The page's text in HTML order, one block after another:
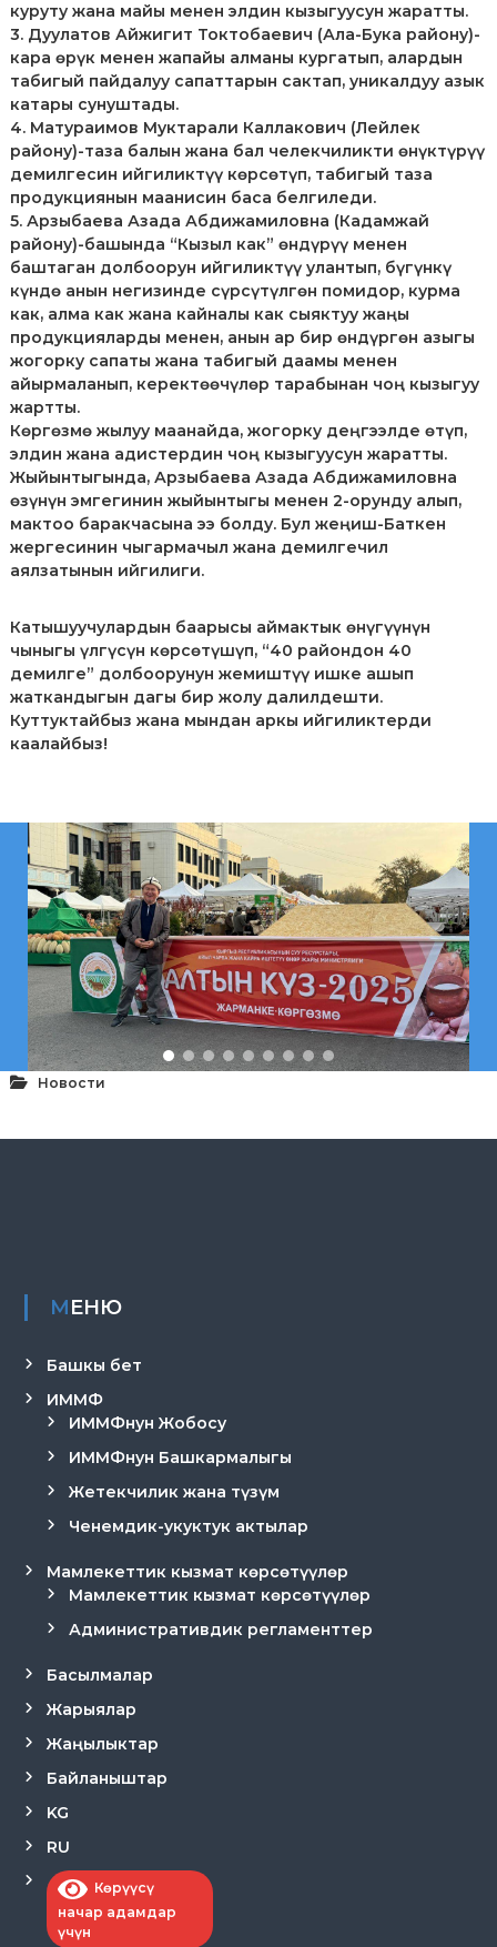
куруту жана майы менен элдин кызыгуусун жаратты.
3. Дуулатов Айжигит Токтобаевич (Ала-Бука району)-
кара өрүк менен жапайы алманы кургатып, алардын
табигый пайдалуу сапаттарын сактап, уникалдуу азык
катары сунуштады.
4. Матураимов Муктарали Каллакович (Лейлек
району)-таза балын жана бал челекчиликти өнүктүрүү
демилгесин ийгиликтүү көрсөтүп, табигый таза
продукциянын маанисин баса белгиледи.
5. Арзыбаева Азада Абдижамиловна (Кадамжай
району)-башында “Кызыл как” өндүрүү менен
баштаган долбоорун ийгиликтүү улантып, бүгүнкү
күндө анын негизинде сүрсүтүлгөн помидор, курма
как, алма как жана кайналы как сыяктуу жаңы
продукцияларды менен, анын ар бир өндүргөн азыгы
жогорку сапаты жана табигый даамы менен
айырмаланып, керектөөчүлөр тарабынан чоң кызыгуу
жартты.
Көргөзмө жылуу маанайда, жогорку деңгээлде өтүп,
элдин жана адистердин чоң кызыгуусун жаратты.
Жыйынтыгында, Арзыбаева Азада Абдижамиловна
өзүнүн эмгегинин жыйынтыгы менен 2-орунду алып,
мактоо баракчасына ээ болду. Бул жеңиш-Баткен
жергесинин чыгармачыл жана демилгечил
аялзатынын ийгилиги.
Катышуучулардын баарысы аймактык өнүгүүнүн
чыныгы үлгүсүн көрсөтүшүп, “40 райондон 40
демилге” долбоорунун жемиштүү ишке ашып
жаткандыгын дагы бир жолу далилдешти.
Куттуктайбыз жана мындан аркы ийгиликтерди
каалайбыз!
Новости
МЕНЮ
Башкы бет
ИММФ
ИММФнун Жобосу
ИММФнун Башкармалыгы
Жетекчилик жана түзүм
Ченемдик-укуктук актылар
Мамлекеттик кызмат көрсөтүүлөр
Мамлекеттик кызмат көрсөтүүлөр
Административдик регламенттер
Басылмалар
Жарыялар
Жаңылыктар
Байланыштар
KG
RU
Көрүүсү
начар адамдар
үчүн